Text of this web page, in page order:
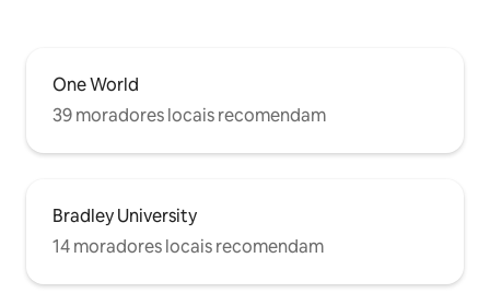
One World
39 moradores locais recomendam
Bradley University
14 moradores locais recomendam